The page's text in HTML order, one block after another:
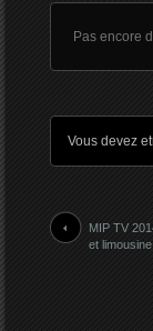
Pas encore
Vous devez
MIP TV
et